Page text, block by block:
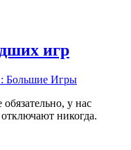
игр
Большие Игры
у нас
никогда.